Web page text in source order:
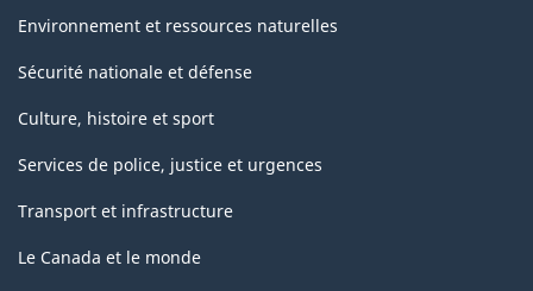
Environnement et ressources naturelles
Sécurité nationale et défense
Culture, histoire et sport
Services de police, justice et urgences
Transport et infrastructure
Le Canada et le monde